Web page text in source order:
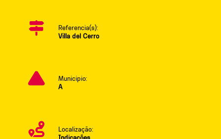
Referencia(s):
Villa del Cerro
Municipio:
A
Localização:
Indicações